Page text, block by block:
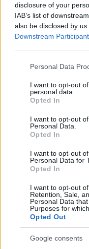
disclosure of your
IAB’s list of
also be disclosed by
Downstream
Please note that this
not limited to your visit
grant or deny consent
use your data for
consent section.
Personal Data
I want to opt-out
personal data.
Opted In
I want to opt-out
Personal Data.
Opted In
I want to opt-out
Personal Data for
Opted In
I want to opt-out
Retention, Sale,
Personal Data
Purposes for
Opted Out
Google consents
El Brent cae un 8.3% y
Lucía Herrera · 7 Ago 2026
NEWS